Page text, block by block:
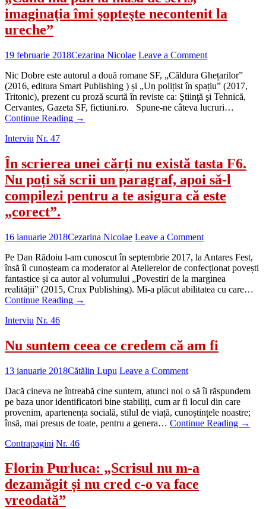
imaginaţia îmi şopteşte necontenit la
ureche”
19 februarie 2018Cezarina Nicolae Leave a Comment
Nic Dobre este autorul a două romane SF, „Căldura Ghețarilor”
(2016, editura Smart Publishing ) și „Un polițist în spațiu” (2017,
Tritonic), prezent cu proză scurtă în reviste ca: Ştiinţă şi Tehnică,
Cervantes, Gazeta SF, fictiuni.ro. Spune-ne câteva lucruri…
Continue Reading →
Interviu Nr. 47
În scrierea unei cărți nu există tasta F6.
Nu poți să scrii un paragraf, apoi să-l
compilezi pentru a te asigura că este
„corect”.
16 ianuarie 2018Cezarina Nicolae Leave a Comment
Pe Dan Rădoiu l-am cunoscut în septembrie 2017, la Antares Fest,
însă îl cunoșteam ca moderator al Atelierelor de confecționat povești
fantastice și ca autor al volumului „Povestiri de la marginea
realității” (2015, Crux Publishing). Mi-a plăcut abilitatea cu care…
Continue Reading →
Interviu Nr. 46
Nu suntem ceea ce credem că am fi
13 ianuarie 2018Cătălin Lupu Leave a Comment
Dacă cineva ne întreabă cine suntem, atunci noi o să îi răspundem
pe baza unor identificatori bine stabiliți, cum ar fi locul din care
provenim, apartenența socială, stilul de viață, cunoștințele noastre;
însă, mai presus de toate, pentru a genera… Continue Reading →
Contrapagini Nr. 46
Florin Purluca: „Scrisul nu m-a
dezamăgit și nu cred c-o va face
vreodată”